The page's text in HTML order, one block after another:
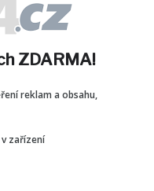
ZDARMA!
reklam a obsahu,
zařízení